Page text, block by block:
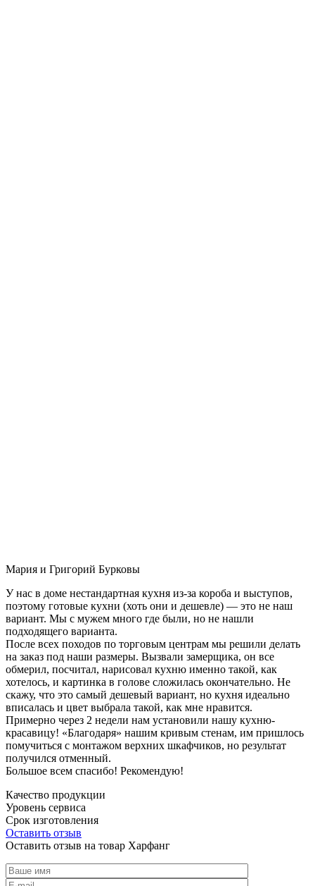
Мария и Григорий Бурковы
У нас в доме нестандартная кухня из-за короба и выступов,
поэтому готовые кухни (хоть они и дешевле) — это не наш
вариант. Мы с мужем много где были, но не нашли
подходящего варианта.
После всех походов по торговым центрам мы решили делать
на заказ под наши размеры. Вызвали замерщика, он все
обмерил, посчитал, нарисовал кухню именно такой, как
хотелось, и картинка в голове сложилась окончательно. Не
скажу, что это самый дешевый вариант, но кухня идеально
вписалась и цвет выбрала такой, как мне нравится.
Примерно через 2 недели нам установили нашу кухню-
красавицу! «Благодаря» нашим кривым стенам, им пришлось
помучиться с монтажом верхних шкафчиков, но результат
получился отменный.
Большое всем спасибо! Рекомендую!
Качество продукции
Уровень сервиса
Срок изготовления
Оставить отзыв
Оставить отзыв на товар Харфанг